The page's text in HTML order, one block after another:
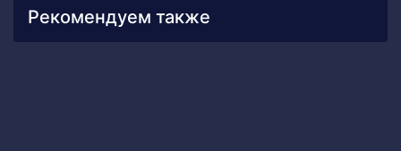
Рекомендуем также